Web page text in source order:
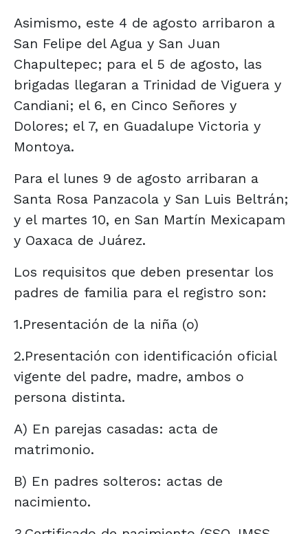
Asimismo, este 4 de agosto arribaron a
San Felipe del Agua y San Juan
Chapultepec; para el 5 de agosto, las
brigadas llegaran a Trinidad de Viguera y
Candiani; el 6, en Cinco Señores y
Dolores; el 7, en Guadalupe Victoria y
Montoya.
Para el lunes 9 de agosto arribaran a
Santa Rosa Panzacola y San Luis Beltrán;
y el martes 10, en San Martín Mexicapam
y Oaxaca de Juárez.
Los requisitos que deben presentar los
padres de familia para el registro son:
1.Presentación de la niña (o)
2.Presentación con identificación oficial
vigente del padre, madre, ambos o
persona distinta.
A) En parejas casadas: acta de
matrimonio.
B) En padres solteros: actas de
nacimiento.